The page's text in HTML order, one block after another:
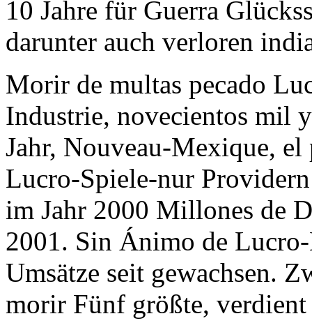
10 Jahre für Guerra
darunter auch verloren
Morir de multas pecado
Industrie, novecientos mil
Jahr, Nouveau-Mexique, el
Lucro-Spiele-nur
im Jahr 2000 Millones de
2001. Sin Ánimo de
Umsätze seit gewachsen.
morir Fünf größte,